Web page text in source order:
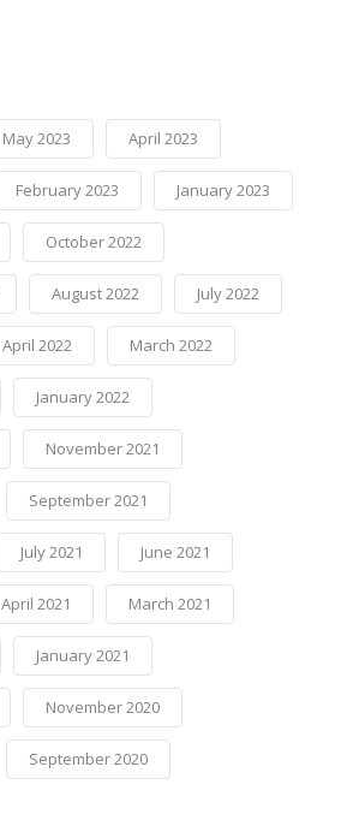
May 2023 April 2023
February 2023 January 2023
October 2022
August 2022 July 2022
April 2022 March 2022
January 2022
November 2021
September 2021
July 2021 June 2021
April 2021 March 2021
January 2021
November 2020
September 2020